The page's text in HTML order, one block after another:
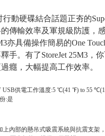
動硬碟結合話題正夯的
傳輸效率及軍規級防護，
亦具備操作簡易的One
手。有了StoreJet 25M3，
癮，大幅提高工作效率。
USB供電工作溫度:5 ℃(41 ℉) to 55
:是
上內部的懸吊式吸震系統與抗震支